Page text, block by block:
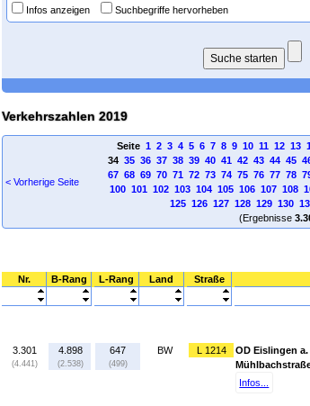
Infos anzeigen Suchbegriffe hervorheben
Verkehrszahlen 2019
< Vorherige Seite
Seite 1 2 3 4 5 6 7 8 9 10 11 12 13
34 35 36 37 38 39 40 41 42 43 44 45
67 68 69 70 71 72 73 74 75 76 77 78
100 101 102 103 104 105 106 107 108
125 126 127 128 129 130
(Ergebnisse
Nr. B-Rang L-Rang Land Straße
3.301
(4.441)
4.898
(2.538)
647
(499)
BW L 1214
OD Eislingen
Infos...